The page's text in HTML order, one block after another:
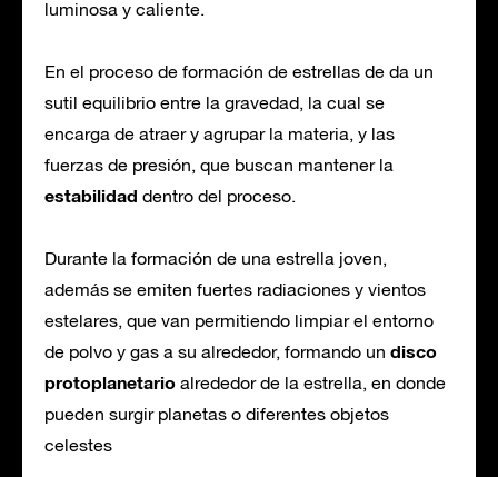
luminosa y caliente.
En el proceso de formación de estrellas de da un
sutil equilibrio entre la gravedad, la cual se
encarga de atraer y agrupar la materia, y las
fuerzas de presión, que buscan mantener la
estabilidad dentro del proceso.
Durante la formación de una estrella joven,
además se emiten fuertes radiaciones y vientos
estelares, que van permitiendo limpiar el entorno
de polvo y gas a su alrededor, formando un disco
protoplanetario alrededor de la estrella, en donde
pueden surgir planetas o diferentes objetos
celestes